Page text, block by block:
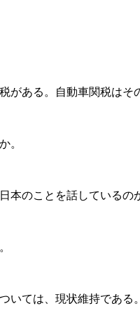
ある。自動車関税はそ
。
本のことを話しているの
ては、現状維持である